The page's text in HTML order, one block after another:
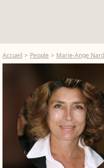
Accueil People Marie-Ange